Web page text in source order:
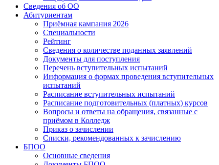
Сведения об ОО
Абитуриентам
Приёмная кампания 2026
Специальности
Рейтинг
Сведения о количестве поданных заявлений
Документы для поступления
Перечень вступительных испытаний
Информация о формах проведения вступительных
испытаний
Расписание вступительных испытаний
Расписание подготовительных (платных) курсов
Вопросы и ответы на обращения, связанные с
приёмом в Колледж
Приказ о зачислении
Списки, рекомендованных к зачислению
БПОО
Основные сведения